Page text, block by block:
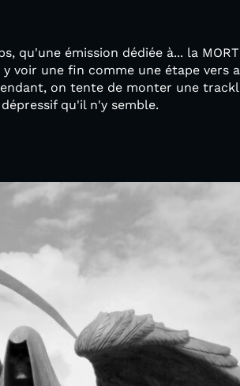
qu'une émission dédiée à... la
voir une fin comme une étape vers
on tente de monter une
qu'il n'y semble.